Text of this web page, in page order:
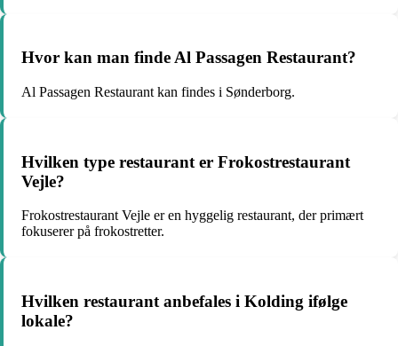
Hvor kan man finde Al Passagen Restaurant?
Al Passagen Restaurant kan findes i Sønderborg.
Hvilken type restaurant er Frokostrestaurant
Vejle?
Frokostrestaurant Vejle er en hyggelig restaurant, der primært
fokuserer på frokostretter.
Hvilken restaurant anbefales i Kolding ifølge
lokale?